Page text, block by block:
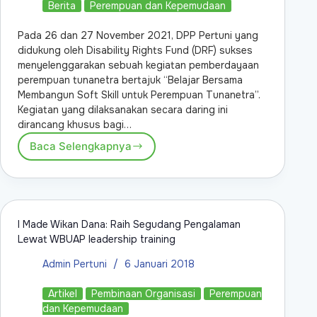
Berita Perempuan dan Kepemudaan
Pada 26 dan 27 November 2021, DPP Pertuni yang
didukung oleh Disability Rights Fund (DRF) sukses
menyelenggarakan sebuah kegiatan pemberdayaan
perempuan tunanetra bertajuk “Belajar Bersama
Membangun Soft Skill untuk Perempuan Tunanetra”.
Kegiatan yang dilaksanakan secara daring ini
dirancang khusus bagi…
Baca Selengkapnya
I Made Wikan Dana: Raih Segudang Pengalaman
Lewat WBUAP leadership training
Admin Pertuni
6 Januari 2018
Artikel Pembinaan Organisasi
Perempuan
dan Kepemudaan